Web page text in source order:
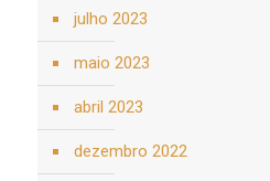
julho 2023
maio 2023
abril 2023
dezembro 2022